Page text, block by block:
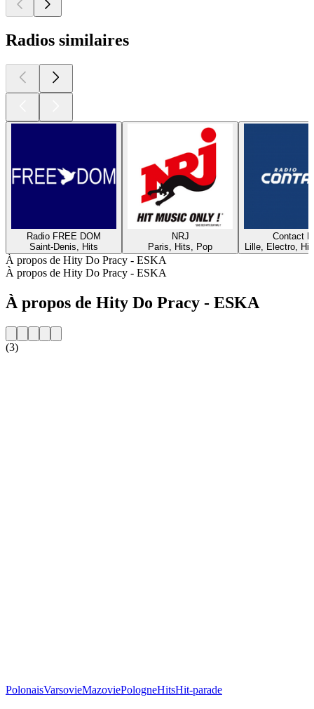
Radios similaires
Radio FREE DOM
Saint-Denis, Hits
NRJ
Paris, Hits, Pop
Contact
Lille, Electro,
À propos de Hity Do Pracy - ESKA
À propos de Hity Do Pracy - ESKA
À propos de Hity Do Pracy - ESKA
(3)
PolonaisVarsovieMazoviePologneHitsHit-parade